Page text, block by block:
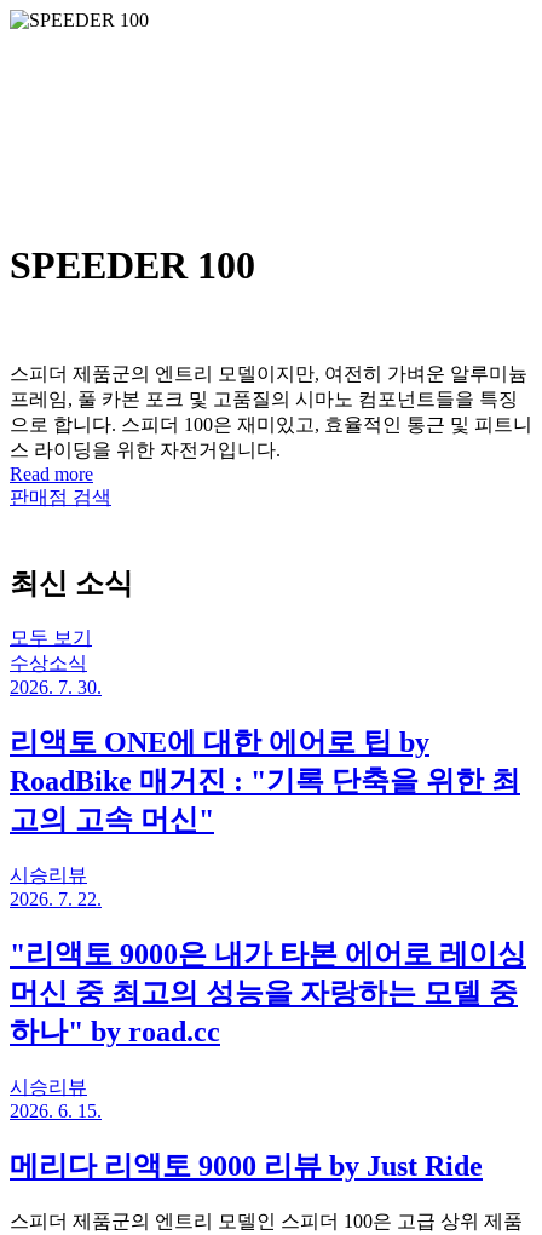
SPEEDER 100
스피더 제품군의 엔트리 모델이지만, 여전히 가벼운 알루미늄
프레임, 풀 카본 포크 및 고품질의 시마노 컴포넌트들을 특징
으로 합니다. 스피더 100은 재미있고, 효율적인 통근 및 피트니
스 라이딩을 위한 자전거입니다.
Read more
판매점 검색
최신 소식
모두 보기
수상소식
2026. 7. 30.
리액토 ONE에 대한 에어로 팁 by
RoadBike 매거진 : "기록 단축을 위한 최
고의 고속 머신"
시승리뷰
2026. 7. 22.
"리액토 9000은 내가 타본 에어로 레이싱
머신 중 최고의 성능을 자랑하는 모델 중
하나" by road.cc
시승리뷰
2026. 6. 15.
메리다 리액토 9000 리뷰 by Just Ride
스피더 제품군의 엔트리 모델인 스피더 100은 고급 상위 제품